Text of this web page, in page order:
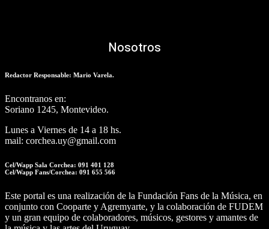
Nosotros
Redactor Responsable: Mario Varela.
Encontranos en:
Soriano 1245, Montevideo.
Lunes a Viernes de 14 a 18 hs.
mail: corchea.uy@gmail.com
Cel/Wapp Sala Corchea: 091 401 128
Cel/Wapp Fans/Corchea: 091 655 566
Este portal es una realización de la Fundación Fans de la Música, en
conjunto con Cooparte y Agremyarte, y la colaboración de FUDEM
y un gran equipo de colaboradores, músicos, gestores y amantes de